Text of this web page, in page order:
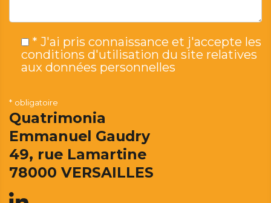
* J'ai pris connaissance et j'accepte les
conditions d'utilisation du site relatives
aux données personnelles
* obligatoire
Quatrimonia
Emmanuel Gaudry
49, rue Lamartine
78000 VERSAILLES